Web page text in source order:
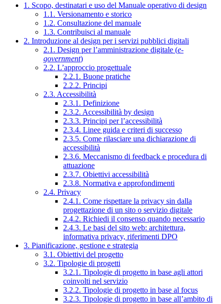
1. Scopo, destinatari e uso del Manuale operativo di design
1.1. Versionamento e storico
1.2. Consultazione del manuale
1.3. Contribuisci al manuale
2. Introduzione al design per i servizi pubblici digitali
2.1. Design per l’amministrazione digitale (e-
government)
2.2. L’approccio progettuale
2.2.1. Buone pratiche
2.2.2. Principi
2.3. Accessibilità
2.3.1. Definizione
2.3.2. Accessibilità by design
2.3.3. Principi per l’accessibilità
2.3.4. Linee guida e criteri di successo
2.3.5. Come rilasciare una dichiarazione di
accessibilità
2.3.6. Meccanismo di feedback e procedura di
attuazione
2.3.7. Obiettivi accessibilità
2.3.8. Normativa e approfondimenti
2.4. Privacy
2.4.1. Come rispettare la privacy sin dalla
progettazione di un sito o servizio digitale
2.4.2. Richiedi il consenso quando necessario
2.4.3. Le basi del sito web: architettura,
informativa privacy, riferimenti DPO
3. Pianificazione, gestione e strategia
3.1. Obiettivi del progetto
3.2. Tipologie di progetti
3.2.1. Tipologie di progetto in base agli attori
coinvolti nel servizio
3.2.2. Tipologie di progetto in base al focus
3.2.3. Tipologie di progetto in base all’ambito di